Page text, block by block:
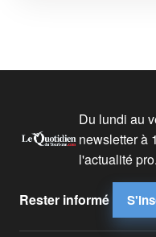
Du lundi au
newsletter à
l'actualité pro.
Rester informé